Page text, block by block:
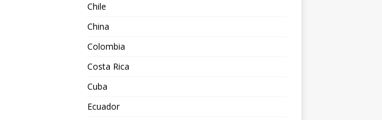
Chile
China
Colombia
Costa Rica
Cuba
Ecuador